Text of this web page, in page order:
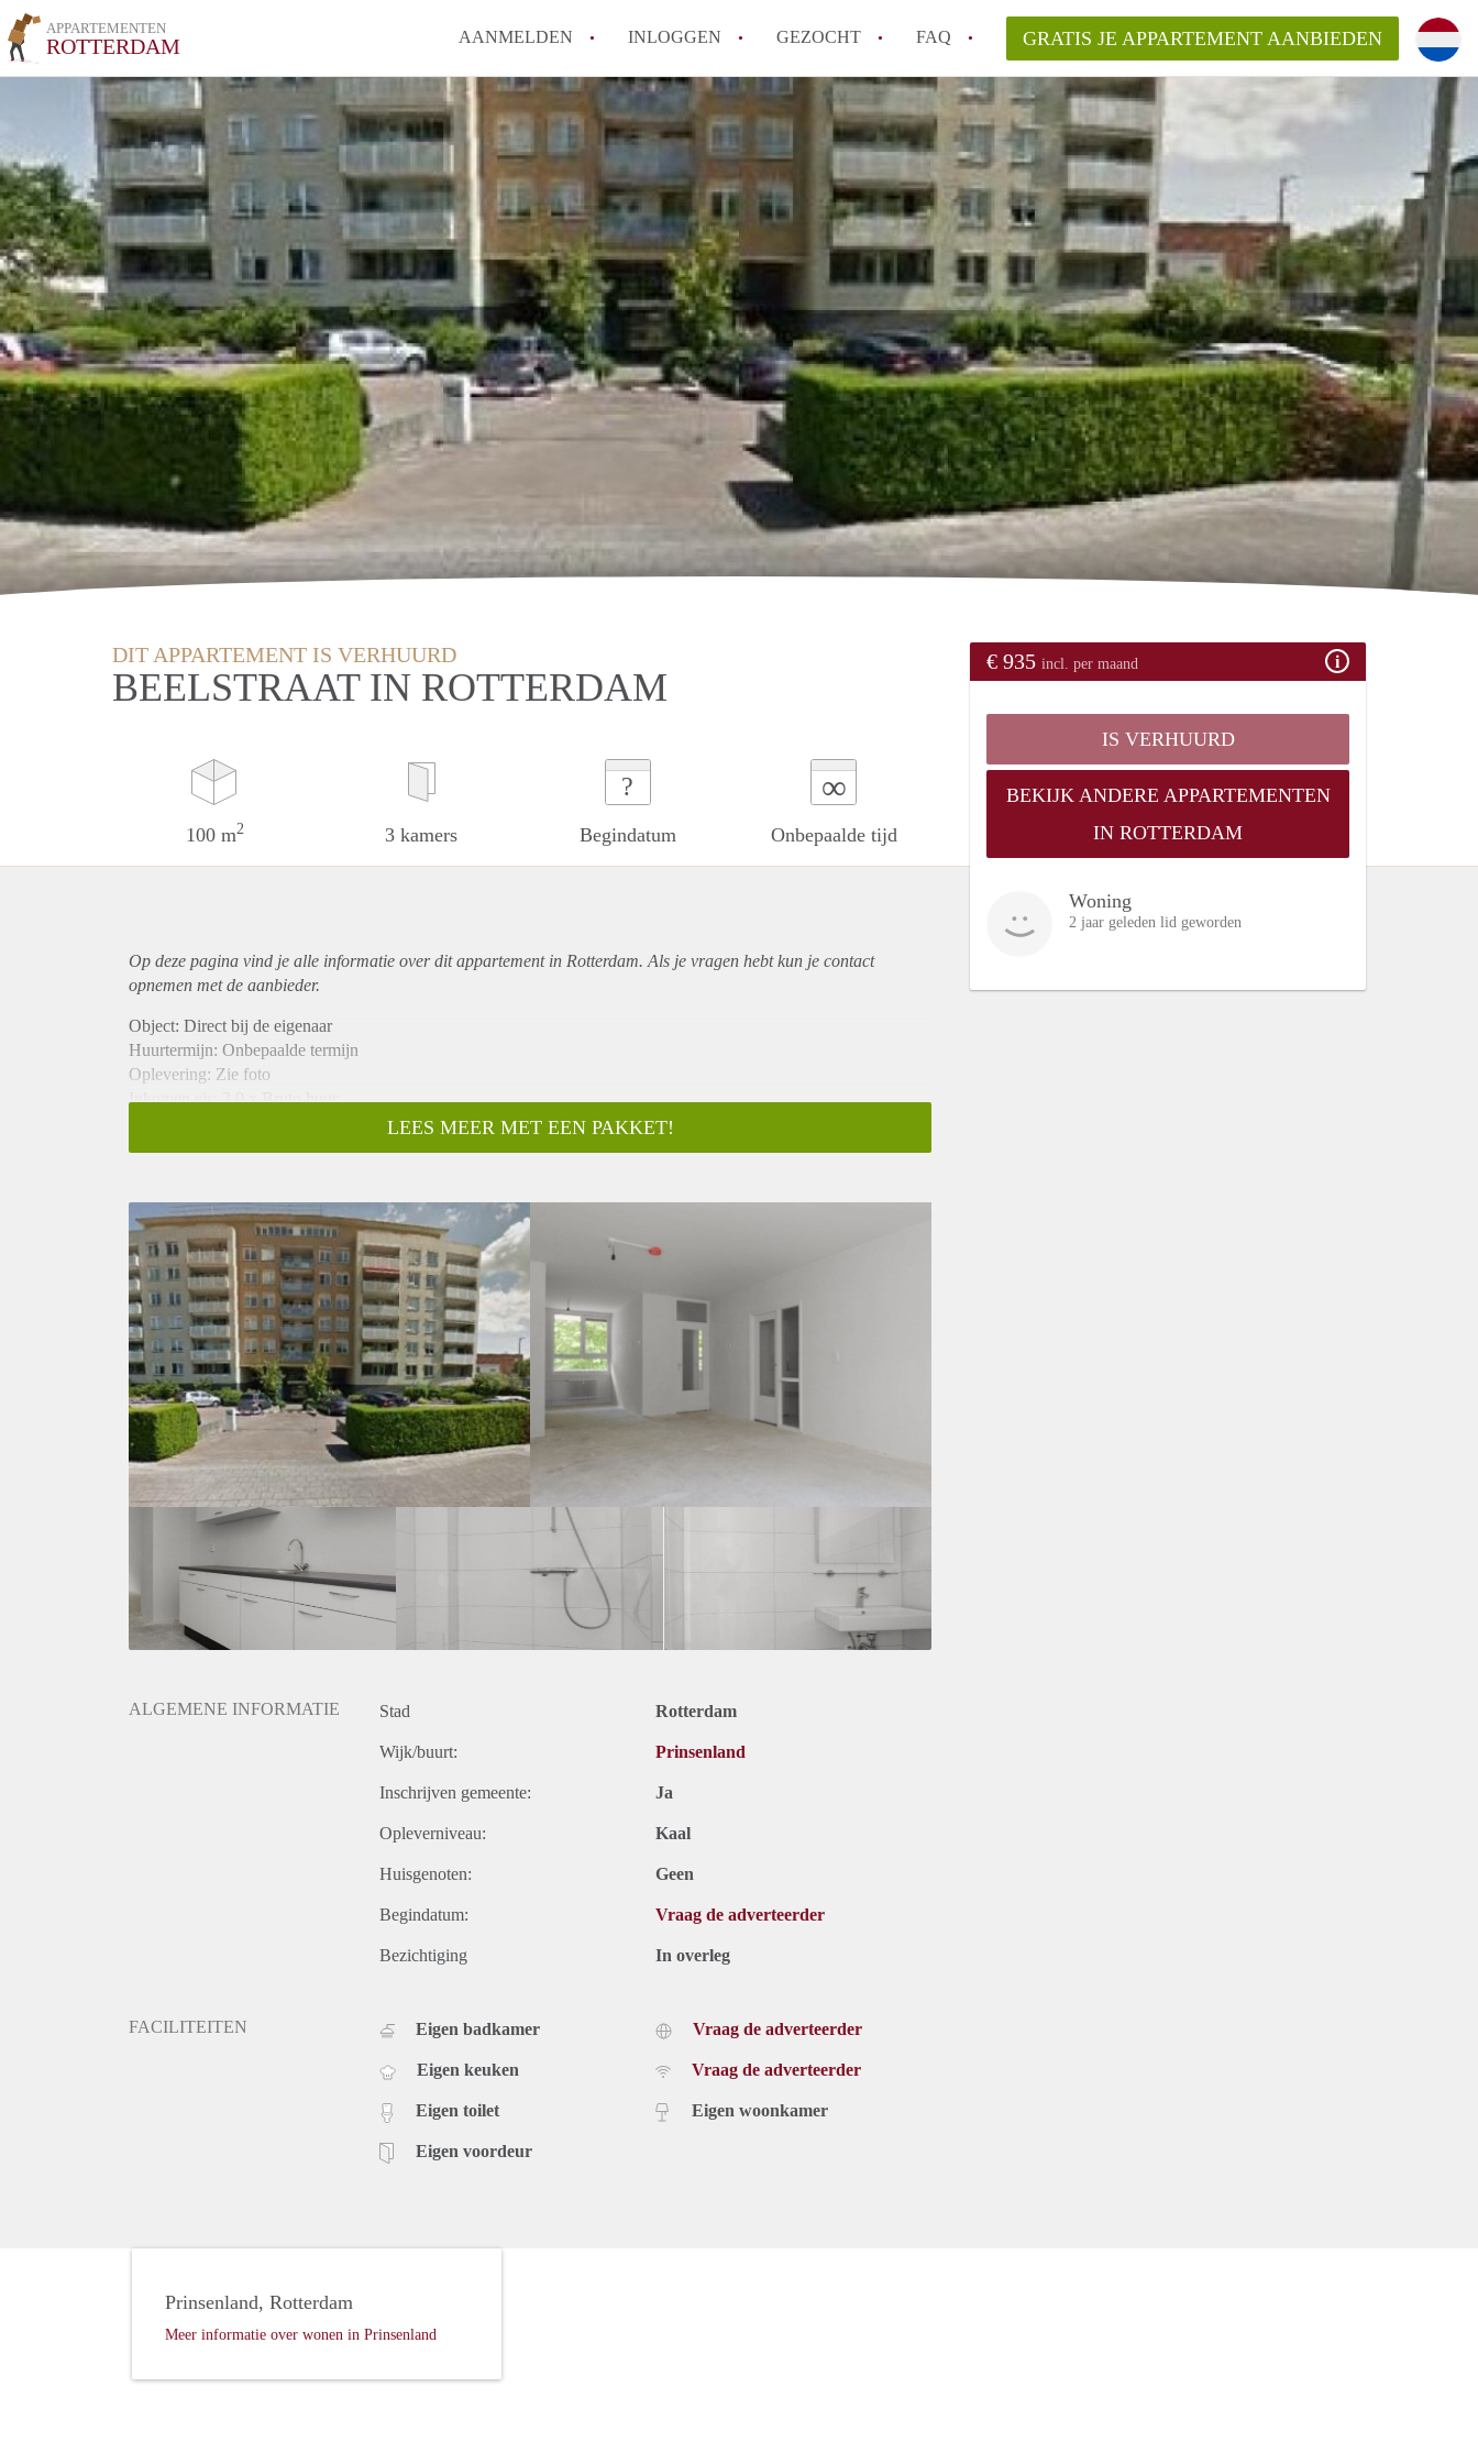
APPARTEMENTEN
ROTTERDAM AANMELDEN INLOGGEN GEZOCHT FAQ
How to translate AppartementRotterdam!
Wat is AppartementenRotterdam?
Hoeveel kost het om te reageren op een Appartement in Rotterdam?
Wat is de privacyverklaring van AppartementenRotterdam?
Berekent AppartementenRotterdam
makelaarsvergoeding/bemiddelingsvergoeding?
Alle veelgestelde vragen
GRATIS JE APPARTEMENT AANBIEDEN
DIT APPARTEMENT IS VERHUURD
BEELSTRAAT IN ROTTERDAM
100 m2 3 kamers
?
Begindatum
∞
Onbepaalde tijd
€ 935 incl. per maand
IS VERHUURD
BEKIJK ANDERE APPARTEMENTEN
IN ROTTERDAM
Woning
2 jaar geleden lid geworden
Op deze pagina vind je alle informatie over ditappartementin Rotterdam. Als je vragen hebt kun je contact
opnemen met de aanbieder.
Object: Direct bij de eigenaar
Huurtermijn: Onbepaalde termijn
Oplevering: Zie foto
Inkomen eis: 3,0 x Bruto huur
Borg: 1 Maand
Huisdieren toegestaan: Afhankelijk van de Eigenaar
Huurtoeslag grens: Nee
Geschikt voor studenten: Afhankelijk van de Eigenaar
LEES MEER MET EEN PAKKET!
ALGEMENE INFORMATIE Stad Rotterdam
Wijk/buurt: Prinsenland
Inschrijven gemeente: Ja
Opleverniveau: Kaal
Huisgenoten: Geen
Begindatum: Vraag de adverteerder
Bezichtiging In overleg
FACILITEITEN Eigen badkamer
Eigen keuken
Eigen toilet
Eigen voordeur
Vraag de adverteerder
Vraag de adverteerder
Eigen woonkamer
Prinsenland, Rotterdam
Meer informatie over wonen in Prinsenland